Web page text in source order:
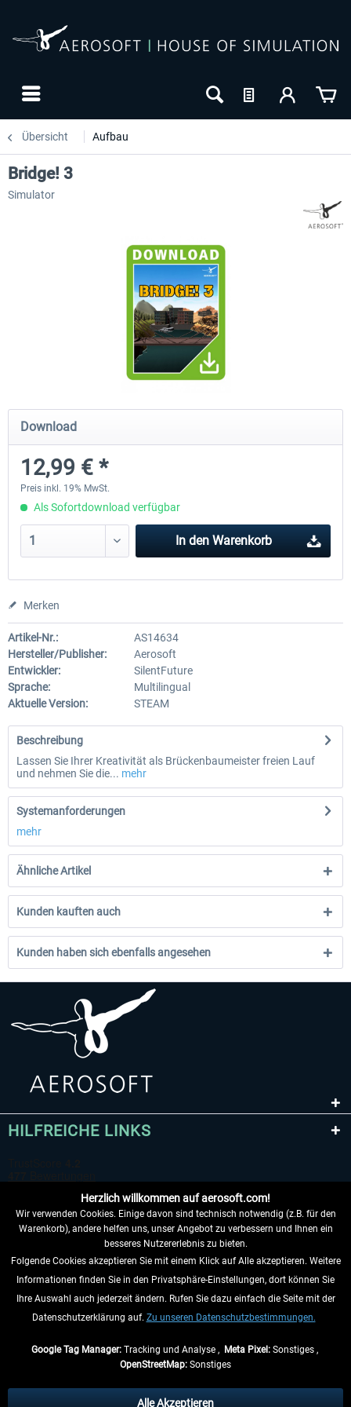
Übersicht Aufbau
City Bus Manager - E-Bus & Green
Energy
9,99 € *
City Bus Manager
Bridge! 3
Simulator
Download
12,99 € *
Preis inkl. 19% MwSt.
Als Sofortdownload verfügbar
In den Warenkorb
Merken
Artikel-Nr.:
AS14634
Hersteller/Publisher:
Aerosoft
Entwickler:
SilentFuture
Sprache:
Multilingual
Aktuelle Version:
STEAM
Beschreibung
Lassen Sie Ihrer Kreativität als Brückenbaumeister freien Lauf
und nehmen Sie die... mehr
Systemanforderungen
mehr
Ähnliche Artikel
Kunden kauften auch
Kunden haben sich ebenfalls angesehen
HILFREICHE LINKS
VERTRAG WIDERRUFEN
INFORMATIONEN
anders beschrieben.
Herzlich willkommen auf aerosoft.com!
Wir verwenden Cookies. Einige davon sind technisch notwendig (z.B. für den
Warenkorb), andere helfen uns, unser Angebot zu verbessern und Ihnen ein
besseres Nutzererlebnis zu bieten.
Folgende Cookies akzeptieren Sie mit einem Klick auf Alle akzeptieren. Weitere
Informationen finden Sie in den Privatsphäre-Einstellungen, dort können Sie
Ihre Auswahl auch jederzeit ändern. Rufen Sie dazu einfach die Seite mit der
Datenschutzerklärung auf. Zu unseren Datenschutzbestimmungen.
Google Tag Manager:Tracking und Analyse , Meta Pixel:Sonstiges ,
OpenStreetMap: Sonstiges
Alle Akzeptieren